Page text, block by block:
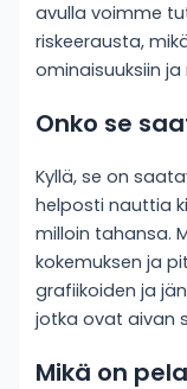
avulla voimme
riskeerausta,
ominaisuuksiin ja
Onko se
Kyllä, se on
helposti nauttia
milloin tahansa.
kokemuksen ja
grafiikoiden ja
jotka ovat aivan
Mikä on